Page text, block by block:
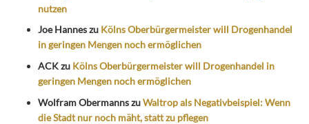
nutzen
Joe Hanneszu Kölns Oberbürgermeister will Drogenhandel
in geringen Mengen noch ermöglichen
ACKzu Kölns Oberbürgermeister will Drogenhandel in
geringen Mengen noch ermöglichen
Wolfram ObermannszuWaltrop als Negativbeispiel: Wenn
die Stadt nur noch mäht, statt zu pflegen